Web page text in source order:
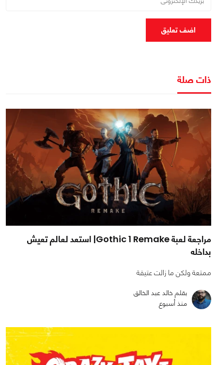
اضف تعليق
ذات صلة
مراجعة لعبة Gothic 1 Remake| استعد لعالم تعيش
بداخله
ممتعة ولكن ما زالت عتيقة
بقلم خالد عبد الخالق
منذ أسبوع